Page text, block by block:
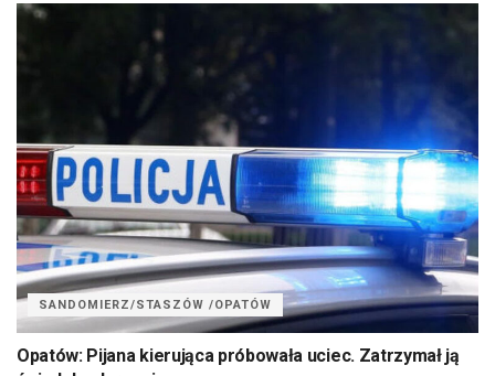
SANDOMIERZ/STASZÓW /OPATÓW
Opatów: Pijana kierująca próbowała uciec. Zatrzymał ją